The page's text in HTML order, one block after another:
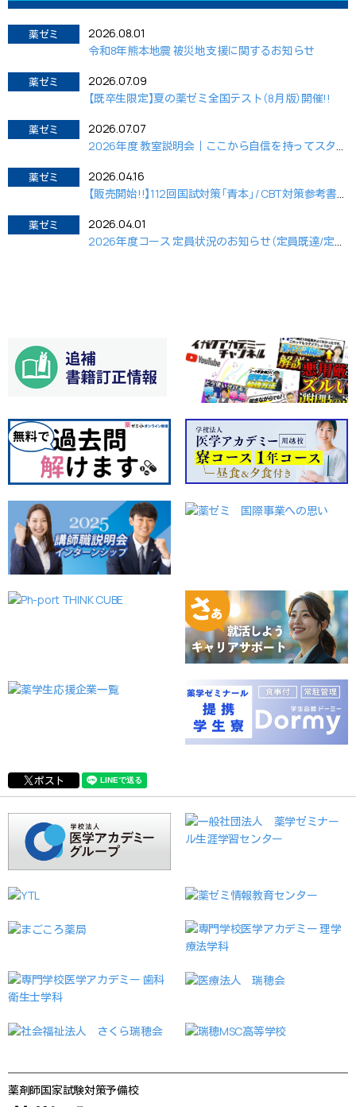
薬ゼミ
2026.08.01
令和8年熊本地震 被災地支援に関するお知らせ
薬ゼミ
2026.07.09
【既卒生限定】夏の薬ゼミ全国テスト（8月版）開催!!
薬ゼミ
2026.07.07
薬ゼミ
2026.04.16
薬ゼミ
2026.04.01
ポスト
薬剤師国家試験対策予備校